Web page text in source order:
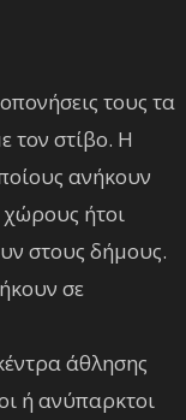
τους τα
τον στίβο. Η
ανήκουν
ήτοι
στους δήμους.
σε
άθλησης
ή ανύπαρκτοι